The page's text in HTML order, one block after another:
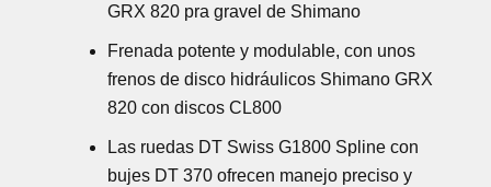
GRX 820 pra gravel de Shimano
Frenada potente y modulable, con unos
frenos de disco hidráulicos Shimano GRX
820 con discos CL800
Las ruedas DT Swiss G1800 Spline con
bujes DT 370 ofrecen manejo preciso y